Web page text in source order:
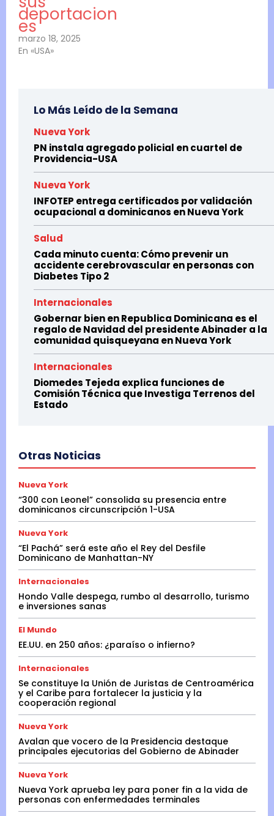
deportacion
es
marzo 18, 2025
En «USA»
Lo Más Leído de la Semana
Nueva York
PN instala agregado policial en cuartel de
Providencia-USA
Nueva York
INFOTEP entrega certificados por validación
ocupacional a dominicanos en Nueva York
Salud
Cada minuto cuenta: Cómo prevenir un
accidente cerebrovascular en personas con
Diabetes Tipo 2
Internacionales
Gobernar bien en Republica Dominicana es el
regalo de Navidad del presidente Abinader a la
comunidad quisqueyana en Nueva York
Internacionales
Diomedes Tejeda explica funciones de
Comisión Técnica que Investiga Terrenos del
Estado
Otras Noticias
Nueva York
“300 con Leonel” consolida su presencia entre
dominicanos circunscripción 1-USA
Nueva York
“El Pachá” será este año el Rey del Desfile
Dominicano de Manhattan-NY
Internacionales
Hondo Valle despega, rumbo al desarrollo, turismo
e inversiones sanas
El Mundo
EE.UU. en 250 años: ¿paraíso o infierno?
Internacionales
Se constituye la Unión de Juristas de Centroamérica
y el Caribe para fortalecer la justicia y la
cooperación regional
Nueva York
Avalan que vocero de la Presidencia destaque
principales ejecutorias del Gobierno de Abinader
Nueva York
Nueva York aprueba ley para poner fin a la vida de
personas con enfermedades terminales